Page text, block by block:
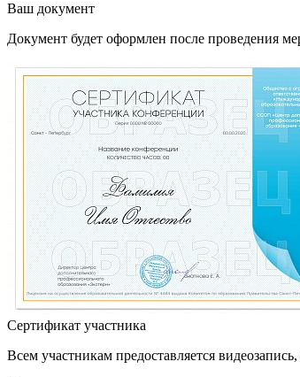
Ваш документ
Документ будет оформлен после проведения
Сертификат участника
Всем участникам предоставляется